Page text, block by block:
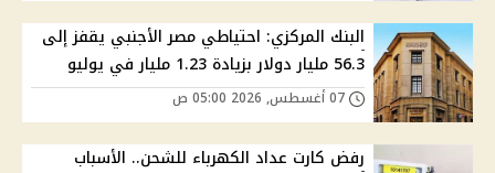
البنك المركزي: احتياطي مصر الأجنبي يقفز إلى
56.3 مليار دولار بزيادة 1.23 مليار في يوليو
رفض كارت عداد الكهرباء للشحن.. الأسباب